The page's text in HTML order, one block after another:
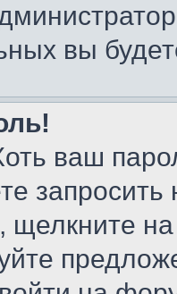
вы
ваш
щелкните